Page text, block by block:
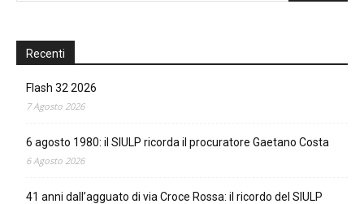
Recenti
Flash 32 2026
7 Agosto 2026
6 agosto 1980: il SIULP ricorda il procuratore Gaetano Costa
6 Agosto 2026
41 anni dall’agguato di via Croce Rossa: il ricordo del SIULP